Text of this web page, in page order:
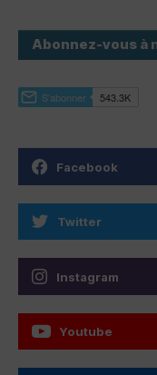
Abonnez-vous à
Facebook
Twitter
Instagram
Youtube